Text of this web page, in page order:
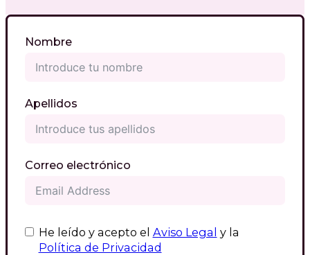
Nombre
Apellidos
Correo electrónico
He leído y acepto el Aviso Legal y la
Política de Privacidad